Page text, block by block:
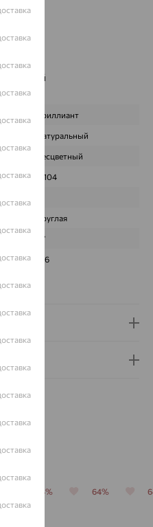
Бриллиант
Натуральный
Бесцветный
0,104
Круглая
57
3/6
64% 64%